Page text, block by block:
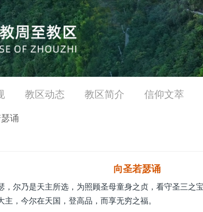
教区动态 教区简介 信仰文萃
诵
向圣若瑟诵
，尔乃是天主所选，为照顾圣母童身之贞，看守圣三之
，今尔在天国，登高品，而享无穷之福。